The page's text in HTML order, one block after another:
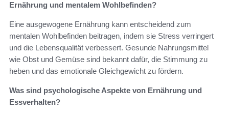
Ernährung und mentalem Wohlbefinden?
Eine ausgewogene Ernährung kann entscheidend zum
mentalen Wohlbefinden beitragen, indem sie Stress verringert
und die Lebensqualität verbessert. Gesunde Nahrungsmittel
wie Obst und Gemüse sind bekannt dafür, die Stimmung zu
heben und das emotionale Gleichgewicht zu fördern.
Was sind psychologische Aspekte von Ernährung und
Essverhalten?